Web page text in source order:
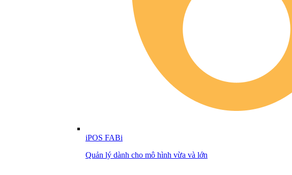
iPOS FABi
Quản lý dành cho mô hình vừa và lớn